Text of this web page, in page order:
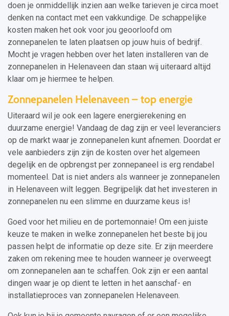
doen je onmiddellijk inzien aan welke tarieven je circa moet
denken na contact met een vakkundige. De schappelijke
kosten maken het ook voor jou geoorloofd om
zonnepanelen te laten plaatsen op jouw huis of bedrijf.
Mocht je vragen hebben over het laten installeren van de
zonnepanelen in Helenaveen dan staan wij uiteraard altijd
klaar om je hiermee te helpen.
Zonnepanelen Helenaveen – top energie
Uiteraard wil je ook een lagere energierekening en
duurzame energie! Vandaag de dag zijn er veel leveranciers
op de markt waar je zonnepanelen kunt afnemen. Doordat er
vele aanbieders zijn zijn de kosten over het algemeen
degelijk en de opbrengst per zonnepaneel is erg rendabel
momenteel. Dat is niet anders als wanneer je zonnepanelen
in Helenaveen wilt leggen. Begrijpelijk dat het investeren in
zonnepanelen nu een slimme en duurzame keus is!
Goed voor het milieu en de portemonnaie! Om een juiste
keuze te maken in welke zonnepanelen het beste bij jou
passen helpt de informatie op deze site. Er zijn meerdere
zaken om rekening mee te houden wanneer je overweegt
om zonnepanelen aan te schaffen. Ook zijn er een aantal
dingen waar je op dient te letten in het aanschaf- en
installatieproces van zonnepanelen Helenaveen.